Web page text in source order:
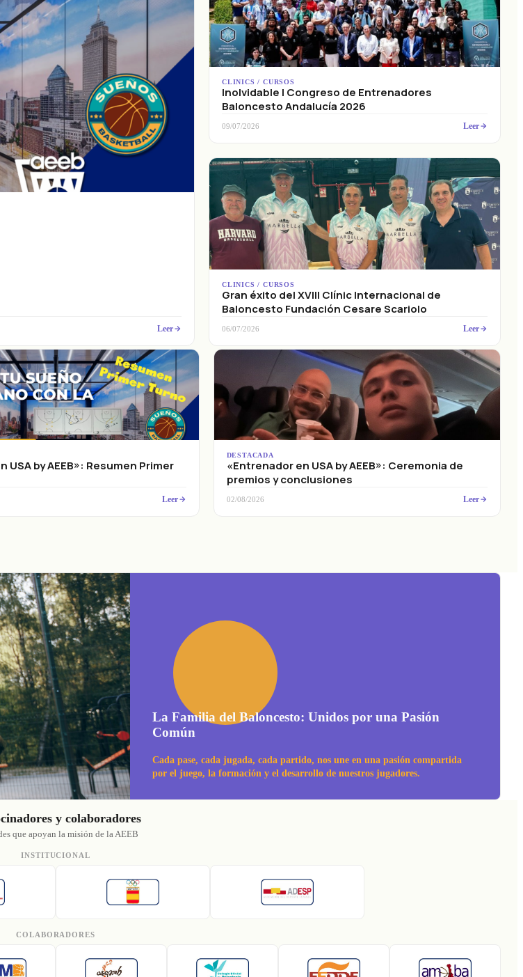
Leer
CLINICS / CURSOS
Inolvidable I Congreso de Entrenadores
Baloncesto Andalucía 2026
09/07/2026 Leer
CLINICS / CURSOS
Gran éxito del XVIII Clínic Internacional de
Baloncesto Fundación Cesare Scariolo
06/07/2026 Leer
USA by AEEB»: Resumen Primer
Leer
DESTACADA
«Entrenador en USA by AEEB»: Ceremonia de
premios y conclusiones
02/08/2026 Leer
La Familia del Baloncesto: Unidos por una Pasión
Común
Cada pase, cada jugada, cada partido, nos une en una pasión compartida
por el juego, la formación y el desarrollo de nuestros jugadores.
y colaboradores
que apoyan la misión de la AEEB
INSTITUCIONAL
COLABORADORES